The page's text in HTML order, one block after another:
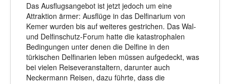
Das Ausflugsangebot ist jetzt jedoch um eine
Attraktion ärmer: Ausflüge in das Delfinarium von
Kemer wurden bis auf weiteres gestrichen. Das Wal-
und Delfinschutz-Forum hatte die katastrophalen
Bedingungen unter denen die Delfine in den
türkischen Delfinarien leben müssen aufgedeckt, was
bei vielen Reiseveranstaltern, darunter auch
Neckermann Reisen, dazu führte, dass die